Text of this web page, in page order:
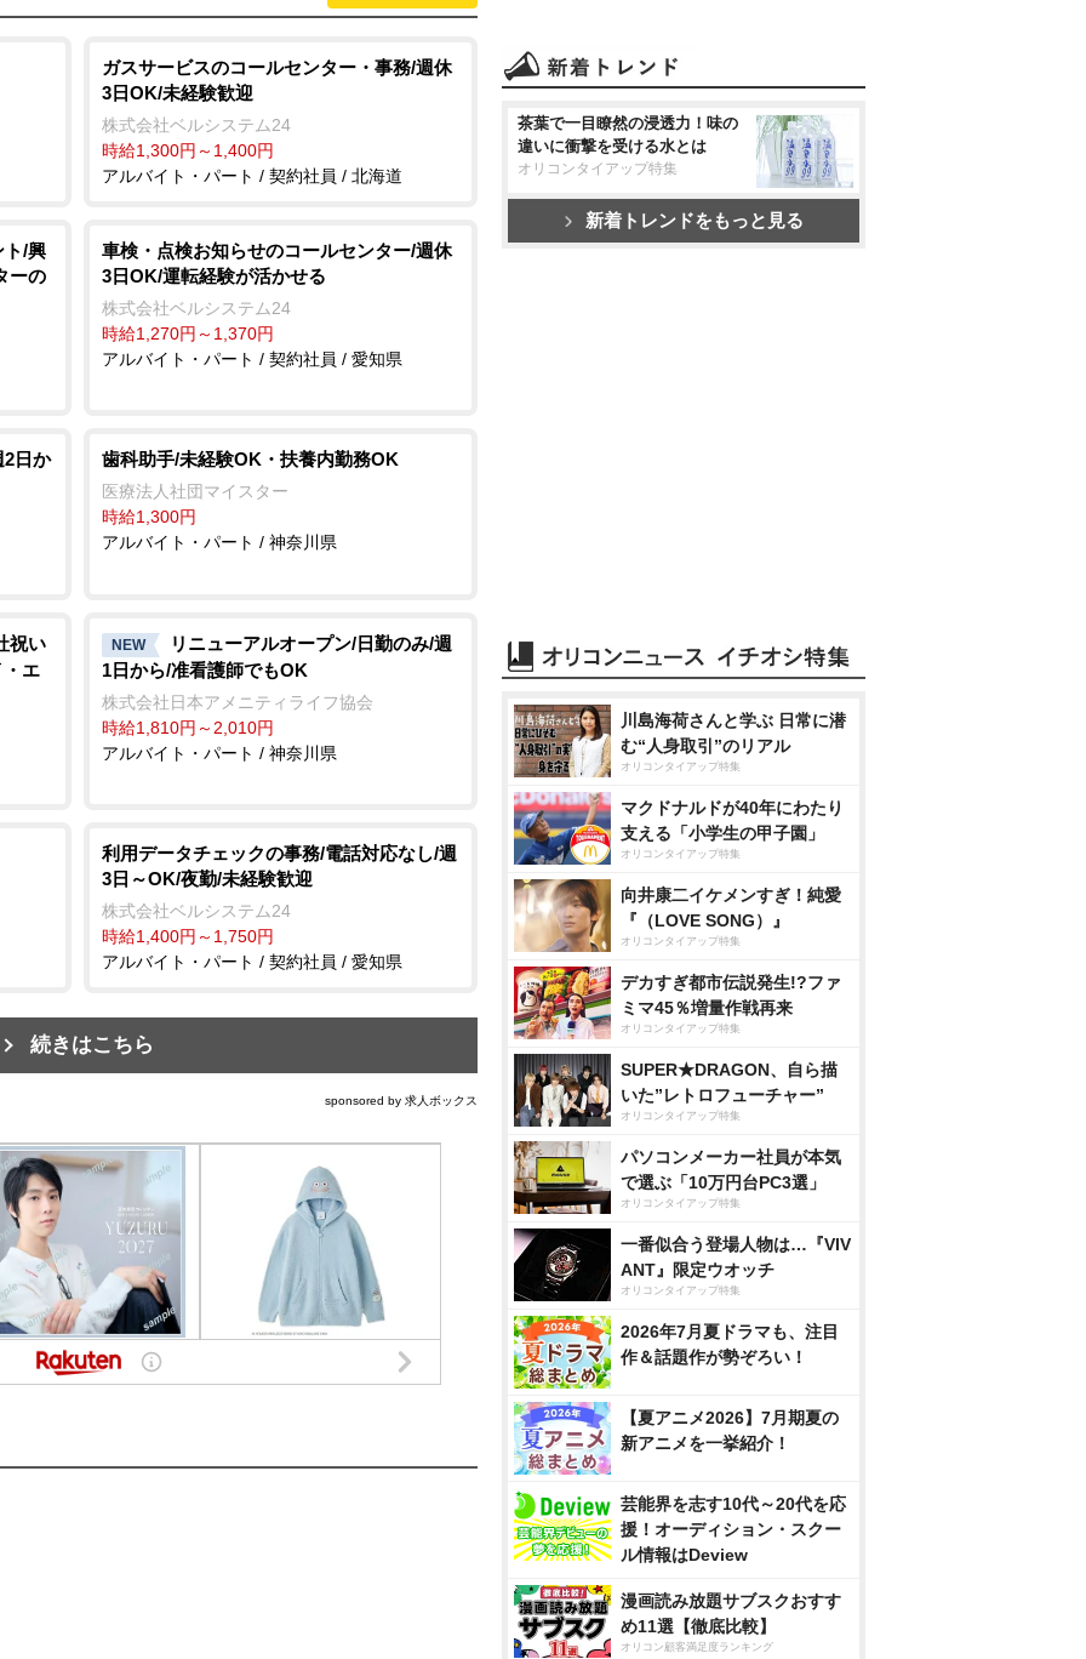
ガスサービスのコールセンター・事務/週休
3日OK/未経験歓迎
株式会社ベルシステム24
時給1,300円～1,400円
アルバイト・パート / 契約社員 / 北海道
ト/興
ーの
車検・点検お知らせのコールセンター/週休
3日OK/運転経験が活かせる
株式会社ベルシステム24
時給1,270円～1,370円
アルバイト・パート / 契約社員 / 愛知県
2日か 歯科助手/未経験OK・扶養内勤務OK
医療法人社団マイスター
時給1,300円
アルバイト・パート / 神奈川県
祝い
・エ
NEW
リニューアルオープン/日勤のみ/週
1日から/准看護師でもOK
株式会社日本アメニティライフ協会
時給1,810円～2,010円
アルバイト・パート / 神奈川県
利用データチェックの事務/電話対応なし/週
3日～OK/夜勤/未経験歓迎
株式会社ベルシステム24
時給1,400円～1,750円
アルバイト・パート / 契約社員 / 愛知県
続きはこちら
sponsored by 求人ボックス
茶葉で一目瞭然の浸透力！味の
違いに衝撃を受ける水とは
オリコンタイアップ特集
新着トレンドをもっと見る
川島海荷さんと学ぶ 日常に潜
む“人身取引”のリアル
オリコンタイアップ特集
マクドナルドが40年にわたり
支える「小学生の甲子園」
オリコンタイアップ特集
向井康二イケメンすぎ！純愛
『（LOVE SONG）』
オリコンタイアップ特集
デカすぎ都市伝説発生!?ファ
ミマ45％増量作戦再来
オリコンタイアップ特集
SUPER★DRAGON、自ら描
いた”レトロフューチャー”
オリコンタイアップ特集
パソコンメーカー社員が本気
で選ぶ「10万円台PC3選」
オリコンタイアップ特集
一番似合う登場人物は…『VIV
ANT』限定ウオッチ
オリコンタイアップ特集
2026年7月夏ドラマも、注目
作＆話題作が勢ぞろい！
【夏アニメ2026】7月期夏の
新アニメを一挙紹介！
芸能界を志す10代～20代を応
援！オーディション・スクー
ル情報はDeview
漫画読み放題サブスクおすす
め11選【徹底比較】
オリコン顧客満足度ランキング